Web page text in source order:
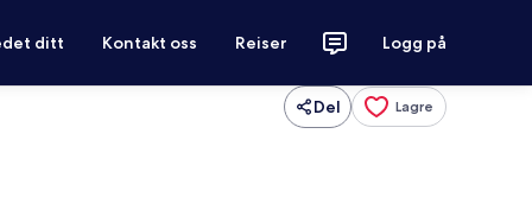
ditt Kontakt oss Reiser Logg på
Del Lagre